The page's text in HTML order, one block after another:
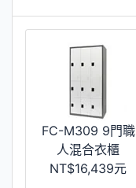
FC-M309 9門職
人混合衣櫃
NT$16,439元